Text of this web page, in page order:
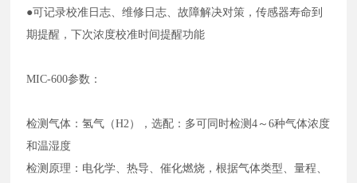
●可记录校准日志、维修日志、故障解决对策，传感器寿命到
期提醒，下次浓度校准时间提醒功能
MIC-600参数：
检测气体：氢气（H2），选配：多可同时检测4～6种气体浓度
和温湿度
检测原理：电化学、热导、催化燃烧，根据气体类型、量程、